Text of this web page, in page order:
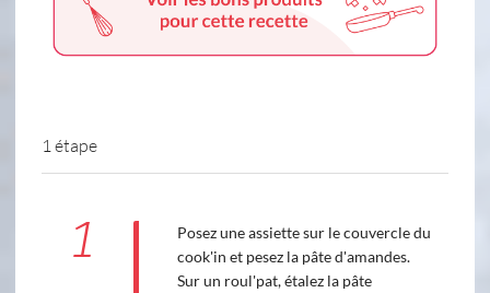
1 étape
1
Posez une assiette sur le couvercle du
cook'in et pesez la pâte d'amandes.
Sur un roul'pat, étalez la pâte